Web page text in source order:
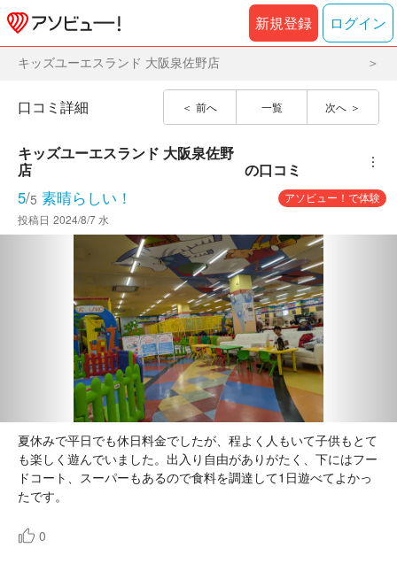
新規登録 ログイン
キッズユーエスランド 大阪泉佐野店
前へ 一覧 次へ
口コミ詳細
キッズユーエスランド 大阪泉佐野
店
の口コミ ︙
5/5 素晴らしい！
アソビュー！で体験
投稿日 2024/8/7 水
夏休みで平日でも休日料金でしたが、程よく人もいて子供もとて
も楽しく遊んでいました。出入り自由がありがたく、下にはフー
ドコート、スーパーもあるので食料を調達して1日遊べてよかっ
たです。
0